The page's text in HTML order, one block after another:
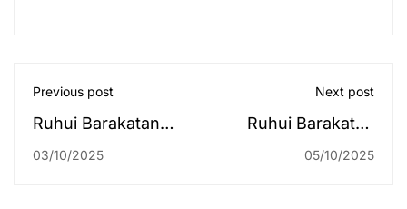
Previous post
Ruhui Barakatan
Edisi 27 September
03/10/2025
Next post
Ruhui Barakatan
Edisi 04 Oktober
05/10/2025